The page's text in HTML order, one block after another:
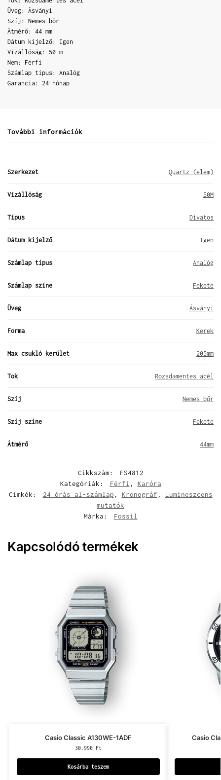
Üveg: Ásványi
Szíj: Nemes bőr
Átmérő: 44 mm
Dátum kijelző: Igen
Vízállóság: 50 m
Nem: Férfi
Számlap típus: Analóg
Garancia: 24 hónap
További információk
Szerkezet Quartz (elem)
Vízállóság 50M
Típus Divatos
Dátum kijelző Igen
Számlap típus Analóg
Számlap színe Fekete
Üveg Ásványi
Forma Kerek
Max csukló kerület 205mm
Tok Rozsdamentes acél
Szíj Nemes bőr
Szíj színe Fekete
Átmérő 44mm
Cikkszám:
FS4812
Kategóriák:
Férfi , Karóra
Címkék:
24 órás al-számlap, Kronográf, Lumineszcens
mutatók
Márka:
Fossil
Kapcsolódó termékek
Casio Classic A130WE-1ADF
30.990 Ft
Kosárba teszem
Casio